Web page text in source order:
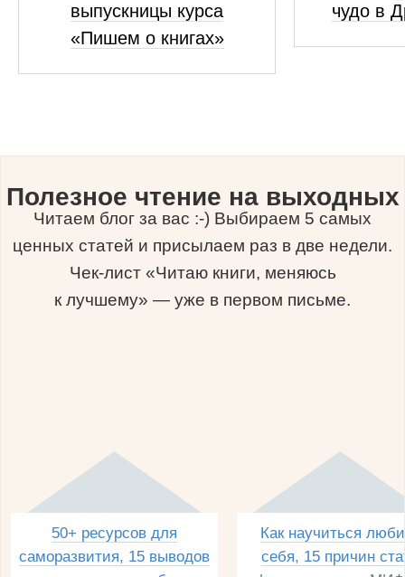
выпускницы курса
«Пишем о книгах»
чудо в
Полезное чтение на выходных
Читаем блог за вас :-) Выбираем 5 самых
ценных статей и присылаем раз в две недели.
Чек-лист «Читаю книги, меняюсь
к лучшему» — уже в первом письме.
50+ ресурсов для
саморазвития, 15 выводов
Как научиться
себя, 15 причин